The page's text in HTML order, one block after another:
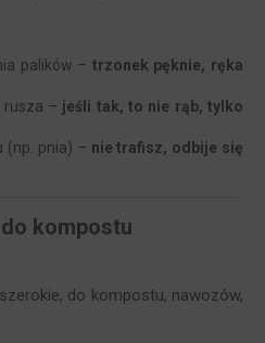
palików – trzonek pęknie, ręka
rusza – jeśli tak, to nie rąb, tylko
(np. pnia) – nie trafisz, odbije się
kompostu
do kompostu, nawozów,